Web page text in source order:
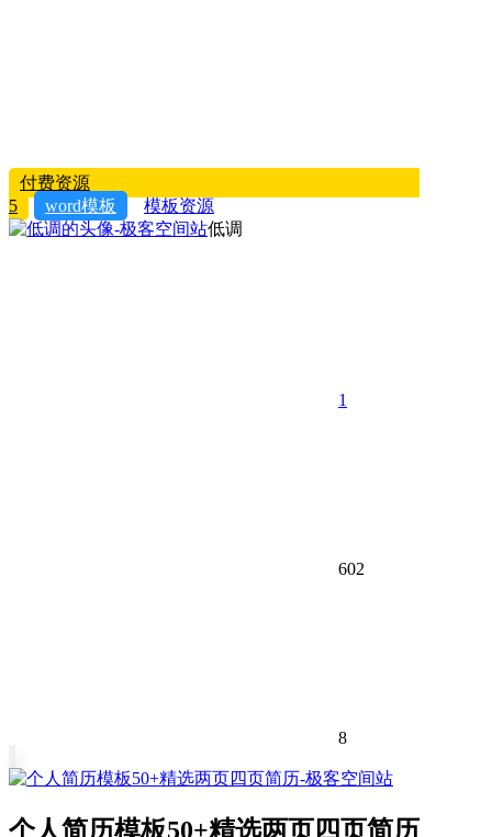
付费资源
5
word模板
模板资源
低调
1
602
8
个人简历模板50+精选两页四页简历